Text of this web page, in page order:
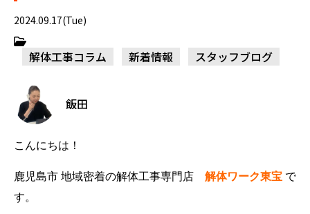
2024.09.17(Tue)
解体工事コラム 新着情報 スタッフブログ
飯田
こんにちは！
鹿児島市 地域密着の解体工事専門店 解体ワーク東宝 で
す。